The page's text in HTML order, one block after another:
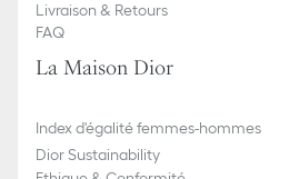
Livraison & Retours
FAQ
La Maison Dior
Index d'égalité femmes-hommes
Dior Sustainability